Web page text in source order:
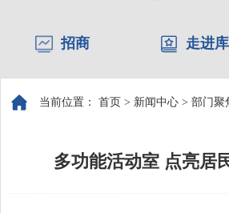
招商 走进
当前位置： 首页 > 新闻中心 > 部门聚
多功能活动室 点亮居